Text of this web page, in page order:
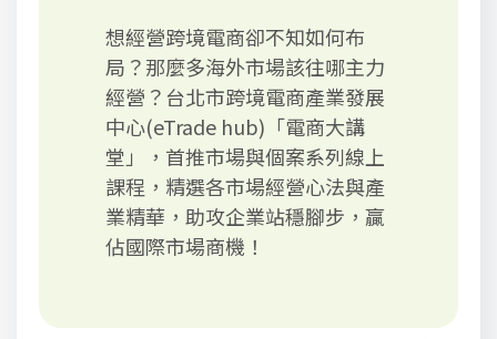
想經營跨境電商卻不知如何布
局？那麼多海外市場該往哪主力
經營？台北市跨境電商產業發展
中心(eTrade hub)「電商大講
堂」，首推市場與個案系列線上
課程，精選各市場經營心法與產
業精華，助攻企業站穩腳步，贏
佔國際市場商機！